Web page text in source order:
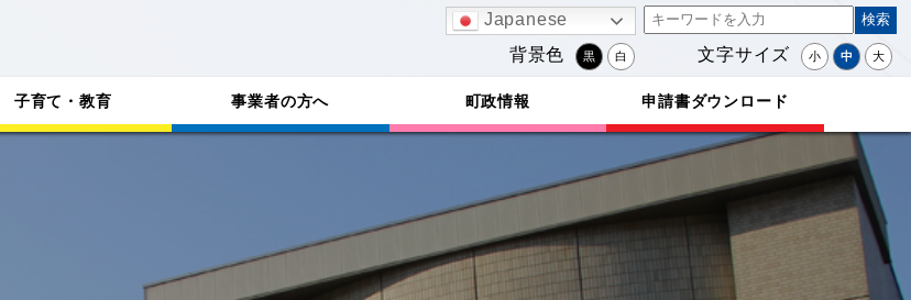
Japanese
背景色 黒 白 文字サイズ 小 中 大
子育て・教育 事業者の方へ 町政情報 申請書ダウンロード